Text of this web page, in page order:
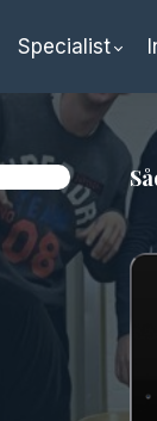
Specialist